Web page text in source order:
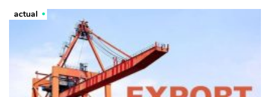
actual